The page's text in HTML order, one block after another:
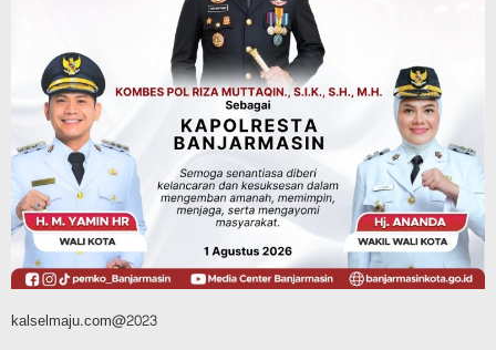
Advertorial Pemkab Balangan
Silaturahmi ke DPRD Balangan, Kapolres
AKBP Arif Mansyur Perkuat Koordinasi
Keamanan Daerah
Agustus 6, 2026
kalselmaju.com@2023